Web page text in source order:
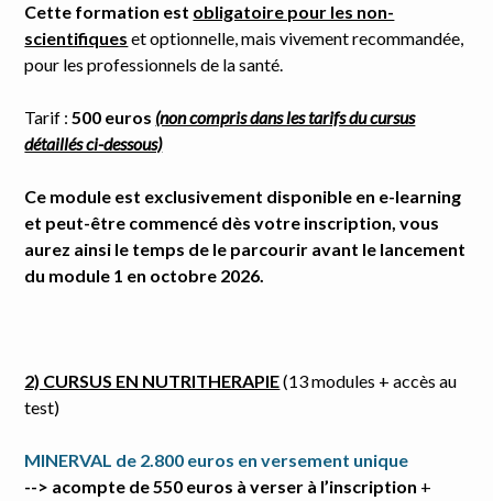
Cette formation est obligatoire pour les non-
scientifiques et optionnelle, mais vivement recommandée,
pour les professionnels de la santé.
Tarif :500 euros (non compris dans les tarifs du cursus
détaillés ci-dessous)
Ce module est exclusivement disponible en e-learning
et peut-être commencé dès votre inscription, vous
aurez ainsi le temps de le parcourir avant le lancement
du module 1 en octobre 2026.
2) CURSUS EN NUTRITHERAPIE(13 modules + accès au
test)
MINERVAL de 2.800 euros en versement unique
--> acompte de 550 euros à verser à l’inscription +